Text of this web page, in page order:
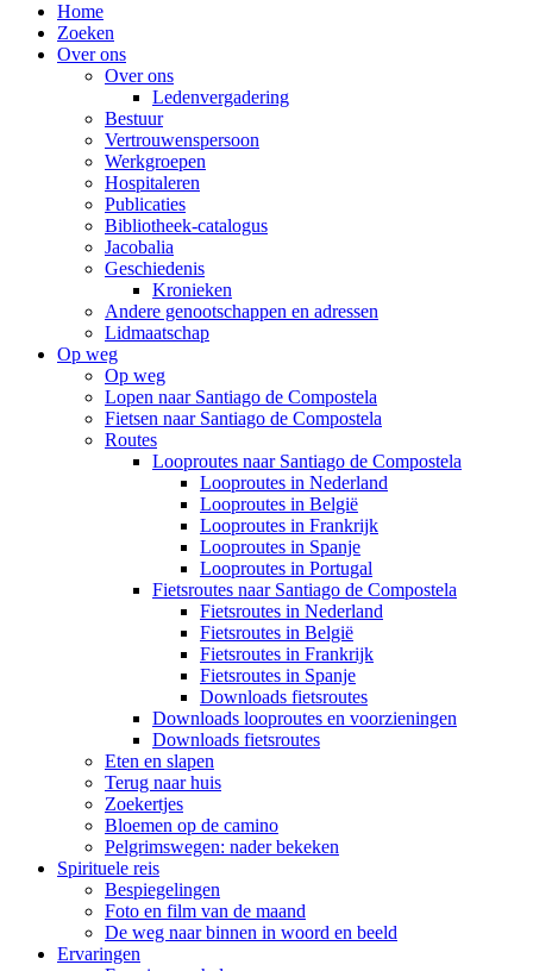
Home
Zoeken
Over ons
Over ons
Ledenvergadering
Bestuur
Vertrouwenspersoon
Werkgroepen
Hospitaleren
Publicaties
Bibliotheek-catalogus
Jacobalia
Geschiedenis
Kronieken
Andere genootschappen en adressen
Lidmaatschap
Op weg
Op weg
Lopen naar Santiago de Compostela
Fietsen naar Santiago de Compostela
Routes
Looproutes naar Santiago de Compostela
Looproutes in Nederland
Looproutes in België
Looproutes in Frankrijk
Looproutes in Spanje
Looproutes in Portugal
Fietsroutes naar Santiago de Compostela
Fietsroutes in Nederland
Fietsroutes in België
Fietsroutes in Frankrijk
Fietsroutes in Spanje
Downloads fietsroutes
Downloads looproutes en voorzieningen
Downloads fietsroutes
Eten en slapen
Terug naar huis
Zoekertjes
Bloemen op de camino
Pelgrimswegen: nader bekeken
Spirituele reis
Bespiegelingen
Foto en film van de maand
De weg naar binnen in woord en beeld
Ervaringen